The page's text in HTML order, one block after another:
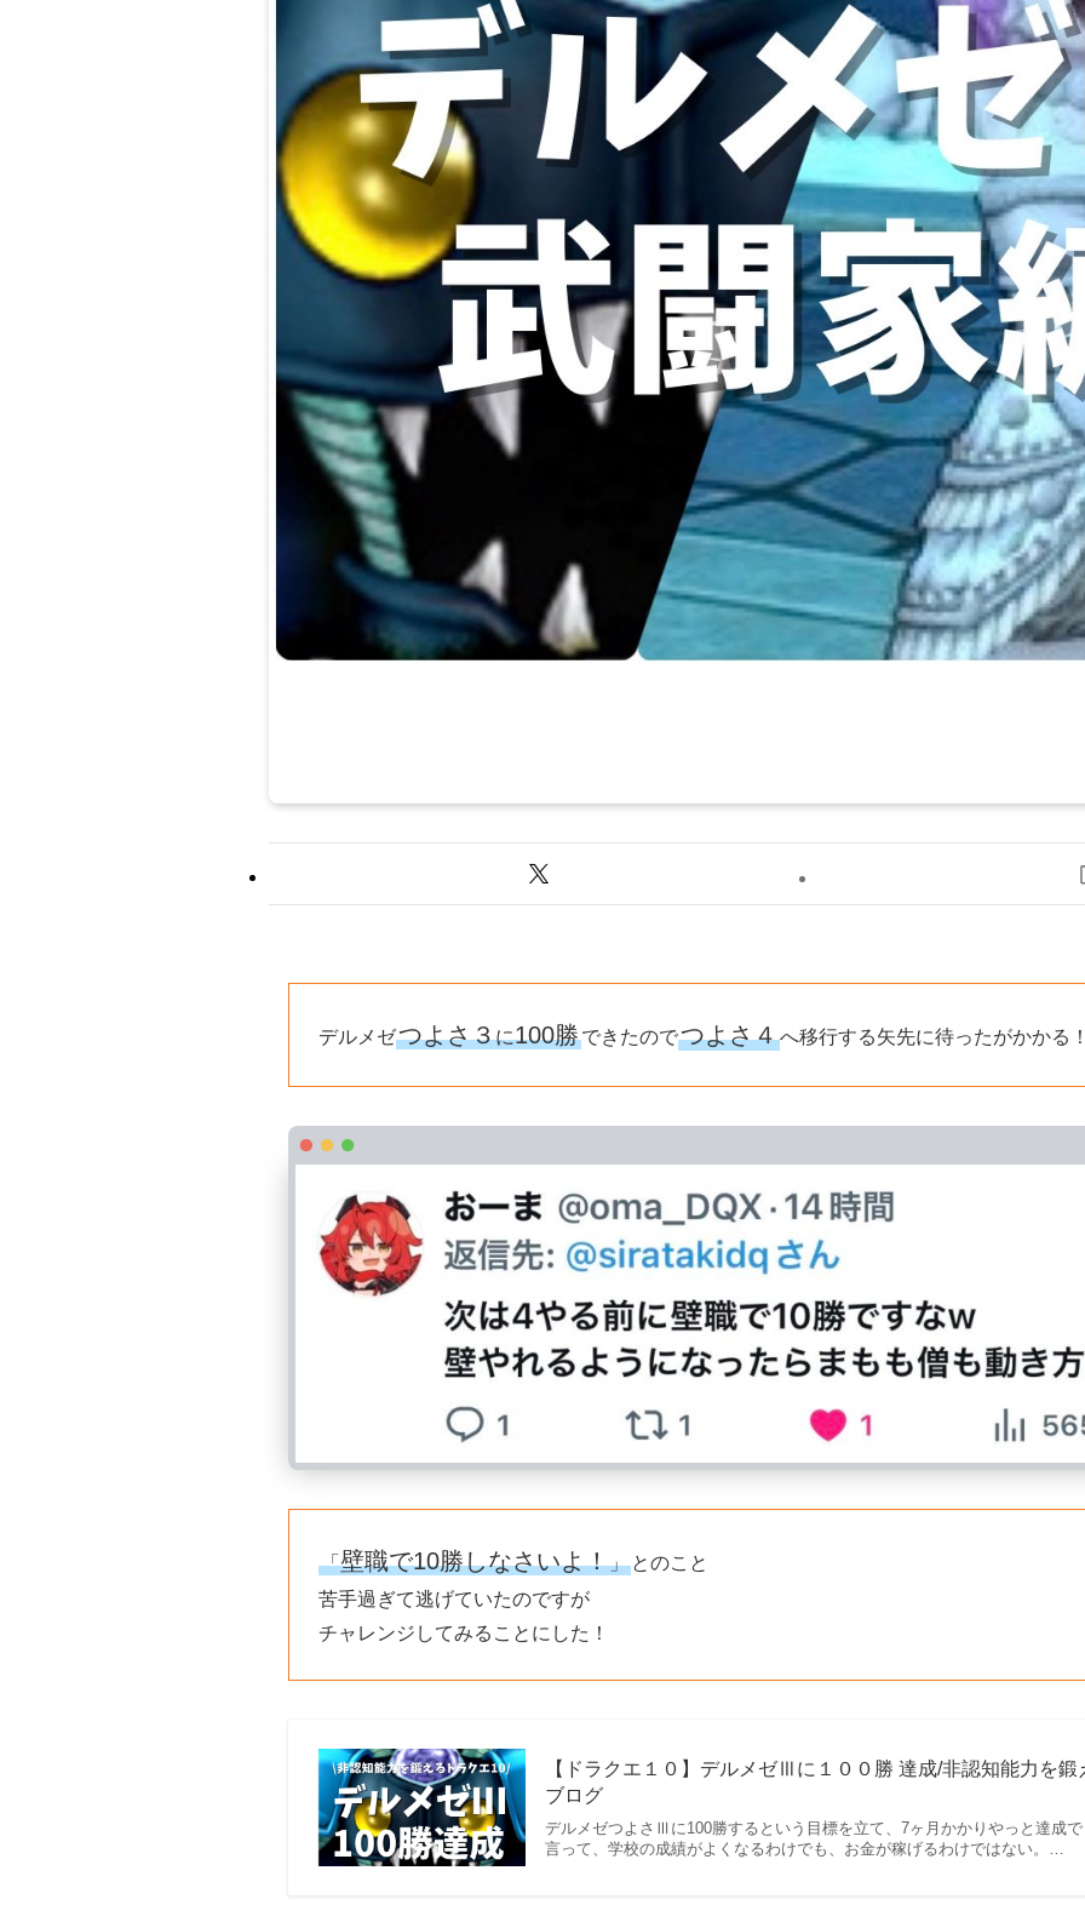
デルメゼつよさ３に100勝できたのでつよさ４へ移行する矢先に待ったがかかる
「壁職で10勝しなさいよ！」 とのこと
苦手過ぎて逃げていたのですが
チャレンジしてみることにした！
【ドラクエ１０】デルメゼⅢに１００勝 達成/非認知能力を
ブログ
デルメゼつよさⅢに100勝するという目標を立て、7ヶ月かかりやっと達成
言って、学校の成績がよくなるわけでも、お金が稼げるわけではない。…